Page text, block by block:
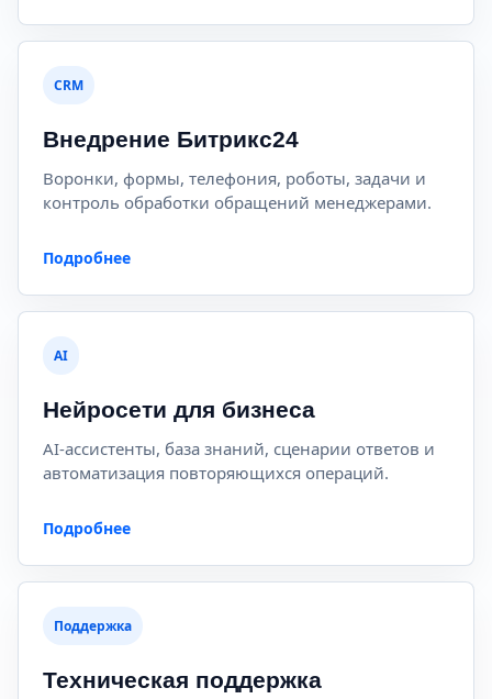
CRM
Внедрение Битрикс24
Воронки, формы, телефония, роботы, задачи и
контроль обработки обращений менеджерами.
Подробнее
AI
Нейросети для бизнеса
AI-ассистенты, база знаний, сценарии ответов и
автоматизация повторяющихся операций.
Подробнее
Поддержка
Техническая поддержка